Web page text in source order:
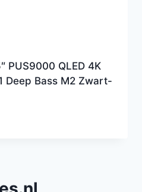
PUS9000 QLED 4K
Deep Bass M2 Zwart-